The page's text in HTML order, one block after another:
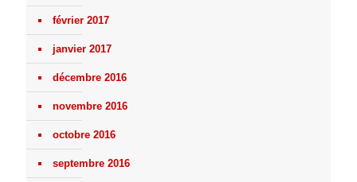
février 2017
janvier 2017
décembre 2016
novembre 2016
octobre 2016
septembre 2016